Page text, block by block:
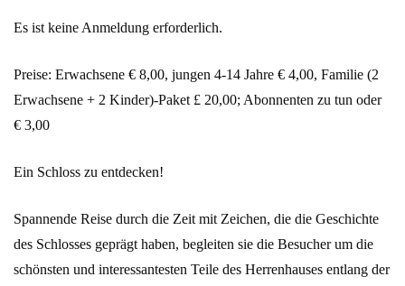
Es ist keine Anmeldung erforderlich.
Preise: Erwachsene € 8,00, jungen 4-14 Jahre € 4,00, Familie (2
Erwachsene + 2 Kinder)-Paket £ 20,00; Abonnenten zu tun oder
€ 3,00
Ein Schloss zu entdecken!
Spannende Reise durch die Zeit mit Zeichen, die die Geschichte
des Schlosses geprägt haben, begleiten sie die Besucher um die
schönsten und interessantesten Teile des Herrenhauses entlang der